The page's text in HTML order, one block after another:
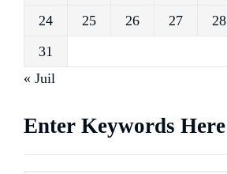
24
25 26 27 28
31
« Juil
Enter Keywords Here